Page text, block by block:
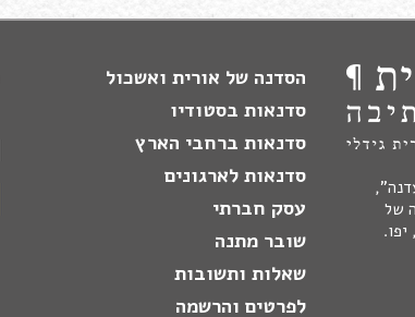
הסדנה של אורית ואשכול
סדנאות בסטודיו
סדנאות ברחבי הארץ
סדנאות לארגונים
עסק חברתי
שובר מתנה
שאלות ותשובות
לפרטים והרשמה
של